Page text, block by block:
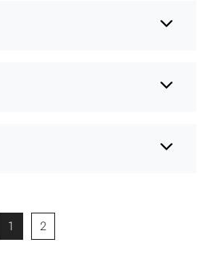
1 2